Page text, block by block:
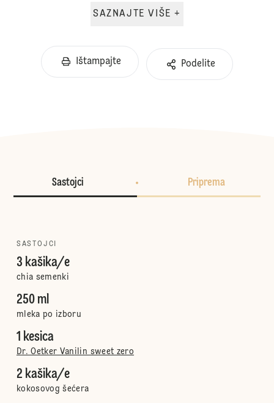
SAZNAJTE VIŠE +
Ištampajte Podelite
Sastojci Priprema
SASTOJCI
3 kašika/e
chia semenki
250 ml
mleka po izboru
1 kesica
Dr. Oetker Vanilin sweet zero
2 kašika/e
kokosovog šećera